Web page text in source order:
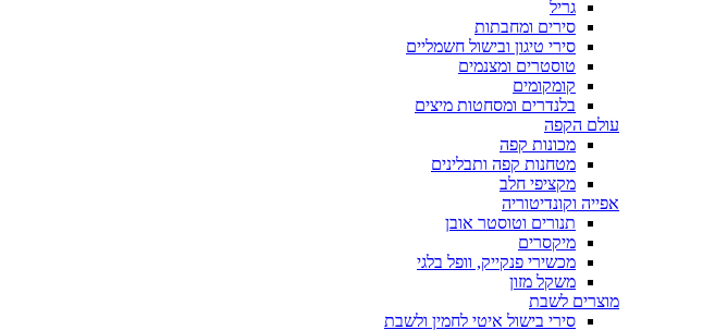
גריל
סירים ומחבתות
סירי טיגון ובישול חשמליים
טוסטרים ומצנמים
קומקומים
בלנדרים ומסחטות מיצים
עולם הקפה
מכונות קפה
מטחנות קפה ותבלינים
מקציפי חלב
אפייה וקונדיטוריה
תנורים וטוסטר אובן
מיקסרים
מכשירי פנקייק, וופל בלגי
משקל מזון
מוצרים לשבת
סירי בישול איטי לחמין ולשבת